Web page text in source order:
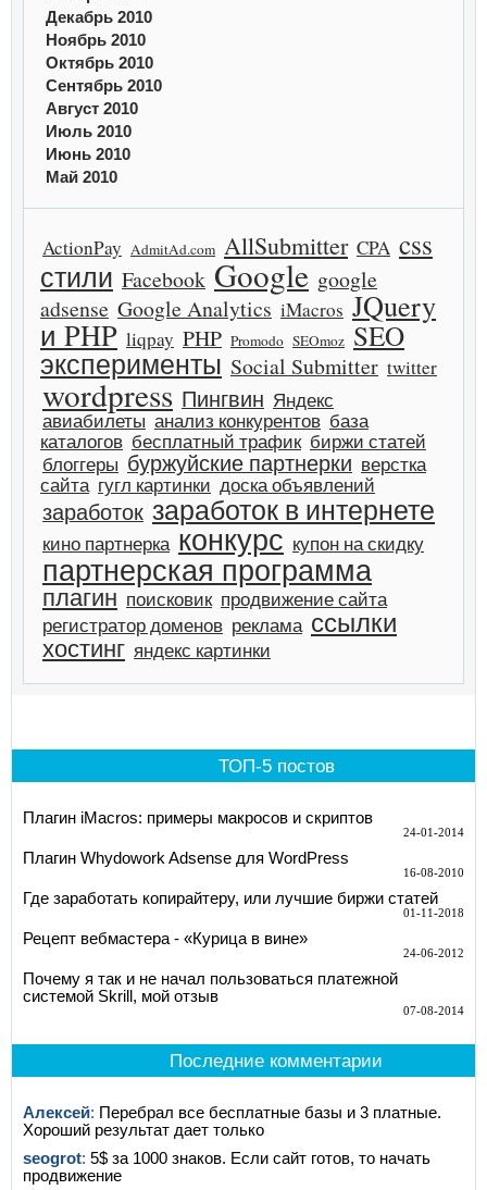
Декабрь 2010
Ноябрь 2010
Октябрь 2010
Сентябрь 2010
Август 2010
Июль 2010
Июнь 2010
Май 2010
ActionPay AdmitAd.com AllSubmitter CPA css
стили Facebook Google google
adsense Google Analytics iMacros JQuery
и PHP liqpay PHP Promodo SEOmoz SEO
эксперименты Social Submitter twitter
wordpress Пингвин Яндекс
авиабилеты анализ конкурентов база
каталогов бесплатный трафик биржи статей
блоггеры буржуйские партнерки верстка
сайта гугл картинки доска объявлений
заработок заработок в интернете
кино партнерка конкурс купон на скидку
партнерская программа
плагин поисковик продвижение сайта
регистратор доменов реклама ссылки
хостинг яндекс картинки
ТОП-5 постов
Плагин iMacros: примеры макросов и скриптов
24-01-2014
Плагин Whydowork Adsense для WordPress
16-08-2010
Где заработать копирайтеру, или лучшие биржи статей
01-11-2018
Рецепт вебмастера - «Курица в вине»
24-06-2012
Почему я так и не начал пользоваться платежной
системой Skrill, мой отзыв
07-08-2014
Последние комментарии
Алексей: Перебрал все бесплатные базы и 3 платные.
Хороший результат дает только
seogrot: 5$ за 1000 знаков. Если сайт готов, то начать
продвижение